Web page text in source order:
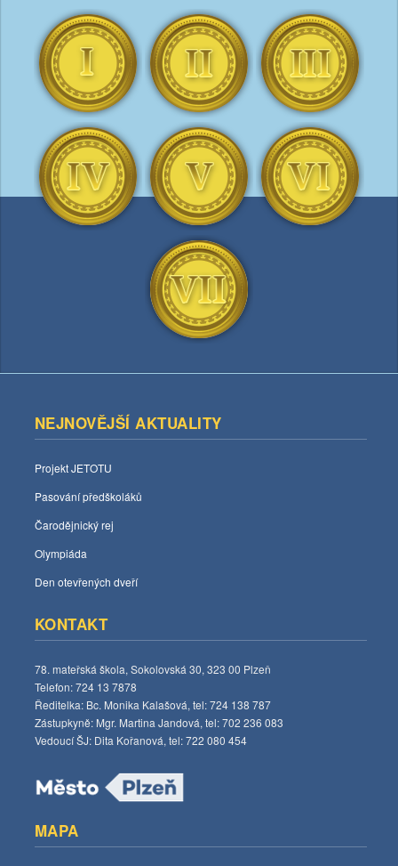
NEJNOVĚJŠÍ AKTUALITY
Projekt JETOTU
Pasování předškoláků
Čarodějnický rej
Olympiáda
Den otevřených dveří
KONTAKT
78. mateřská škola, Sokolovská 30, 323 00 Plzeň
Telefon: 724 13 7878
Ředitelka: Bc. Monika Kalašová, tel: 724 138 787
Zástupkyně: Mgr. Martina Jandová, tel: 702 236 083
Vedoucí ŠJ: Dita Kořanová, tel: 722 080 454
MAPA